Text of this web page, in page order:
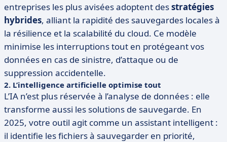
entreprises les plus avisées adoptent desstratégies
hybrides, alliant la rapidité des sauvegardes locales à
la résilience et la scalabilité du cloud. Ce modèle
minimise les interruptions tout en protégeant vos
données en cas de sinistre, d’attaque ou de
suppression accidentelle.
2. L’intelligence artificielle optimise tout
L’IA n’est plus réservée à l’analyse de données : elle
transforme aussi les solutions de sauvegarde. En
2025, votre outil agit comme un assistant intelligent :
il identifie les fichiers à sauvegarder en priorité,